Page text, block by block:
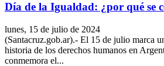
Día de la Igualdad: ¿por qué se
lunes, 15 de julio de 2024
(Santacruz.gob.ar).- El 15 de julio marca
historia de los derechos humanos en
conmemora el...